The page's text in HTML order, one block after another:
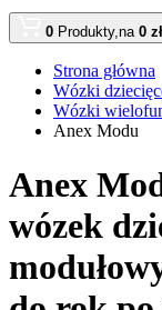
0 Produkty,na 0 zł
Strona główna
Wózki
Wózki
Anex Modu
Anex
wózek